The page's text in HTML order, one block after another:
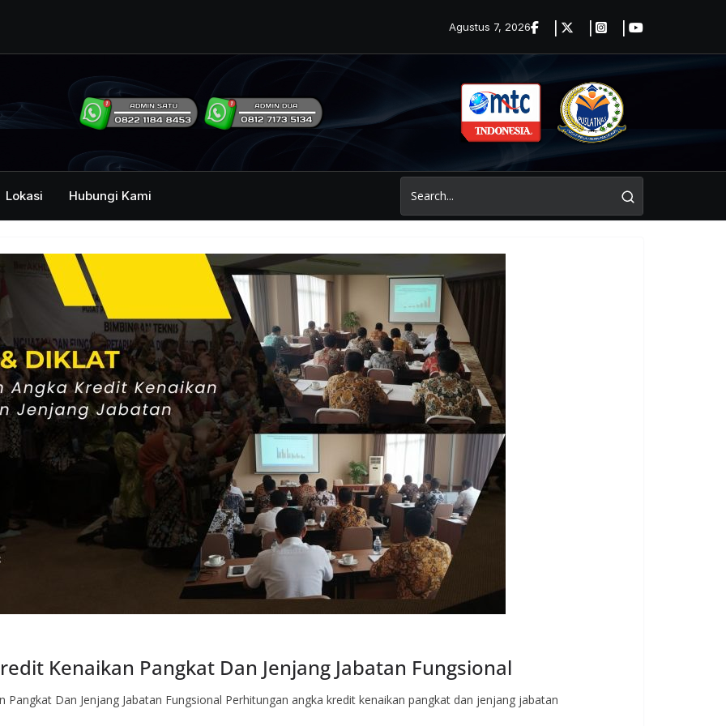
Acara
dan Kehumasan
Agustus 7, 2026
Lokasi Hubungi Kami
Kenaikan Pangkat Dan Jenjang Jabatan Fungsional
Dan Jenjang Jabatan Fungsional Perhitungan angka kredit kenaikan pangkat dan jenjang jabatan